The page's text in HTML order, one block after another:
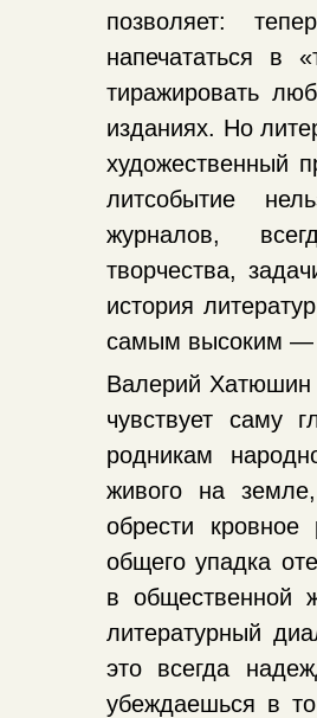
позволяет:
напечататься в
тиражировать
изданиях. Но
художественный
литсобытие
журналов,
творчества,
история
самым высоким —
Валерий Хатюшин
чувствует саму
родникам
живого на
обрести
общего упадка
в общественной
литературный
это всегда
убеждаешься в